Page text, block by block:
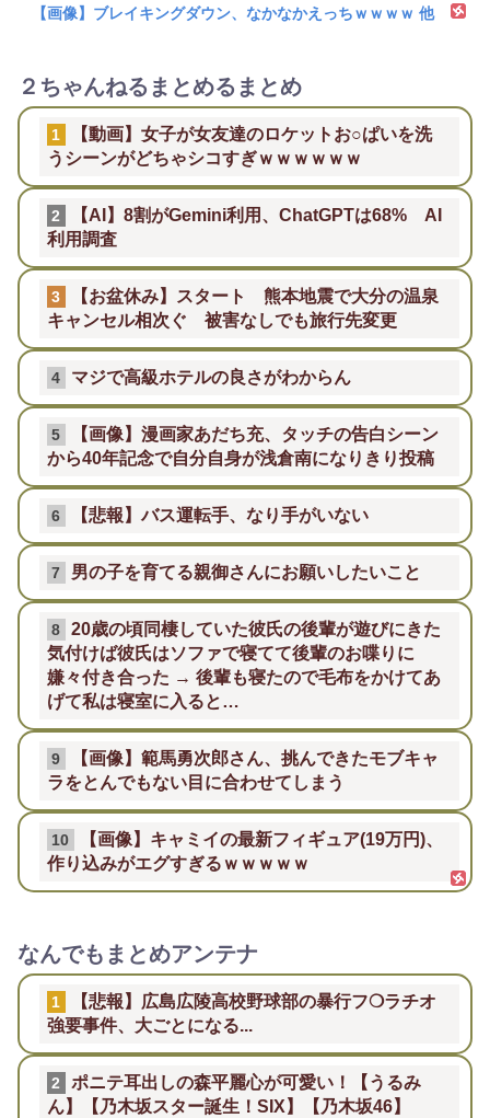
【画像】ブレイキングダウン、なかなかえっちｗｗｗｗ 他
２ちゃんねるまとめるまとめ
1
【動画】女子が女友達のロケットお○ぱいを洗
うシーンがどちゃシコすぎｗｗｗｗｗｗ
2
【AI】8割がGemini利用、ChatGPTは68% AI
利用調査
3
【お盆休み】スタート 熊本地震で大分の温泉
キャンセル相次ぐ 被害なしでも旅行先変更
4 マジで高級ホテルの良さがわからん
5
【画像】漫画家あだち充、タッチの告白シーン
から40年記念で自分自身が浅倉南になりきり投稿
6 【悲報】バス運転手、なり手がいない
7 男の子を育てる親御さんにお願いしたいこと
8
20歳の頃同棲していた彼氏の後輩が遊びにきた
気付けば彼氏はソファで寝てて後輩のお喋りに
嫌々付き合った → 後輩も寝たので毛布をかけてあ
げて私は寝室に入ると…
9
【画像】範馬勇次郎さん、挑んできたモブキャ
ラをとんでもない目に合わせてしまう
10
【画像】キャミイの最新フィギュア(19万円)、
作り込みがエグすぎるｗｗｗｗｗ
なんでもまとめアンテナ
1
【悲報】広島広陵高校野球部の暴行フ❍ラチオ
強要事件、大ごとになる...
2
ポニテ耳出しの森平麗心が可愛い！【うるみ
ん】【乃木坂スター誕生！SIX】【乃木坂46】